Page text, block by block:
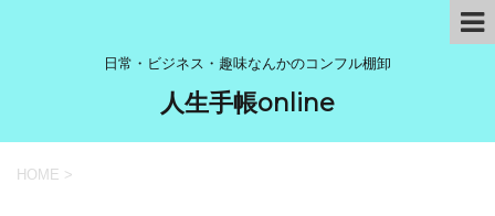
日常・ビジネス・趣味なんかのコンフル棚卸
人生手帳online
HOME >